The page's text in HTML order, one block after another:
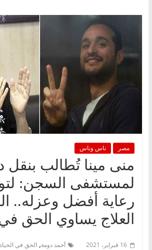
مصر ناس وناس
منى مينا تُطالب بنقل
لمستشفى السجن:
رعاية أفضل وعزله..
العلاج يساوي الحق في
16 فبراير، 2021 أحمد دومة, الحق في الحياة